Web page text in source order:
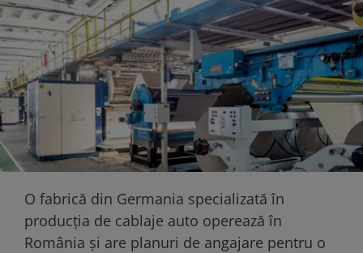
O fabrică din Germania specializată în
producția de cablaje auto operează în
România și are planuri de angajare pentru o